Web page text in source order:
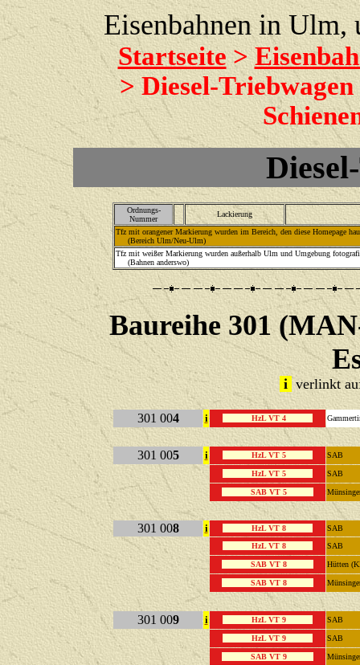
Eisenbahnen in
Startseite>
> Diesel-
Ordnungs-
Nummer
Lackierung
Tfz mit orangener Markierung wurden im Bereich, den diese Homepage
(Bereich Ulm/Neu-Ulm)
Tfz mit weißer Markierung wurden außerhalb Ulm und Umgebung
(Bahnen anderswo)
Baureihe 301
i verlinkt
301 004 i HzL VT 4
301 005 i HzL VT 5 SAB
HzL VT 5 SAB
SAB VT 5
301 008 i HzL VT 8
SAB
HzL VT 8
SAB
SAB VT 8 Hütten
SAB VT 8
301 009 i HzL VT 9 SAB
HzL VT 9 SAB
SAB VT 9